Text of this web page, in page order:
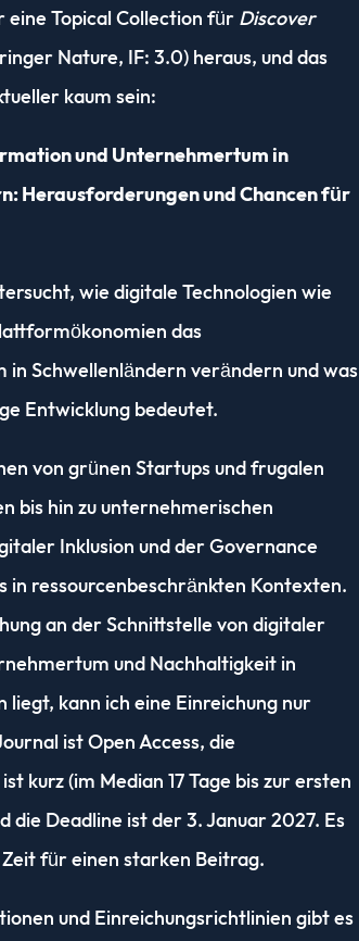
eine Topical Collection für Discover
Nature, IF: 3.0) heraus, und das
kaum sein:
und Unternehmertum in
Herausforderungen und Chancen für
wie digitale Technologien wie
das
in Schwellenländern verändern und was
Entwicklung bedeutet.
von grünen Startups und frugalen
bis hin zu unternehmerischen
Inklusion und der Governance
in ressourcenbeschränkten Kontexten.
an der Schnittstelle von digitaler
und Nachhaltigkeit in
liegt, kann ich eine Einreichung nur
ist Open Access, die
kurz (im Median 17 Tage bis zur ersten
die Deadline ist der 3. Januar 2027. Es
Zeit für einen starken Beitrag.
und Einreichungsrichtlinien gibt es